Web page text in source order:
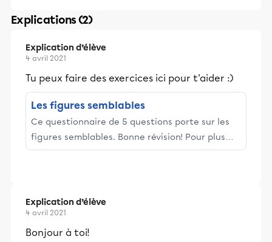
Explications (2)
Explication d’élève
4 avril 2021
Tu peux faire des exercices ici pour t'aider :)
Les figures semblables
Ce questionnaire de 5 questions porte sur les
figures semblables. Bonne révision! Pour plus
d'informations sur ce concept, consulte la fiche
Explication d’élève
4 avril 2021
Bonjour à toi!